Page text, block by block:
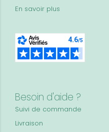
En savoir plus
Besoin d'aide ?
Suivi de commande
Livraison